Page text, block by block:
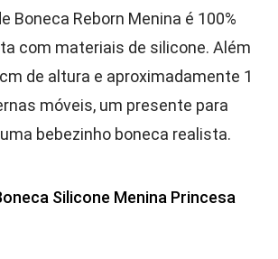
Boneca Reborn Menina é 100%
com materiais de silicone. Além
de altura e aproximadamente 1
móveis, um presente para
bebezinho boneca realista.
Silicone Menina Princesa